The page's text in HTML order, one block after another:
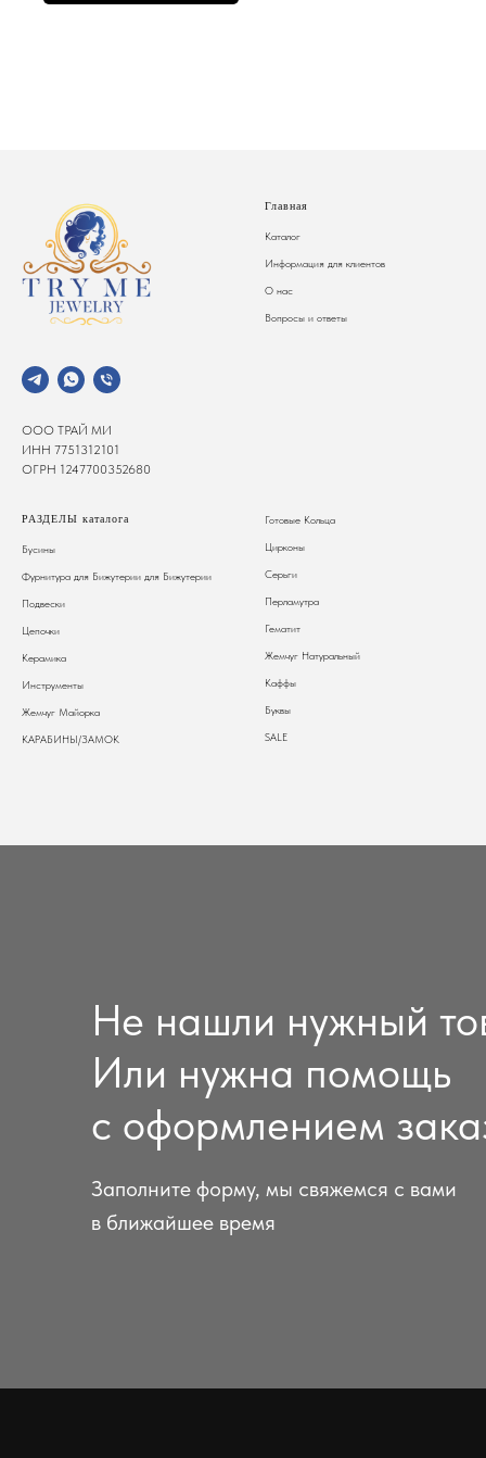
ООО ТРАЙ МИ
ИНН 7751312101
ОГРН 1247700352680
Главная
Каталог
Информация для клиентов
О нас
Вопросы и ответы
РАЗДЕЛЫ каталога
Бусины
Фурнитура для Бижутерии для Бижутерии
Подвески
Цепочки
Керамика
Инструменты
Жемчуг Майорка
КАРАБИНЫ/ЗАМОК
Готовые Кольца
Цирконы
Серьги
Перламутра
Гематит
Жемчуг Натуральный
Каффы
Буквы
SALE
Не нашли нужный
Или нужна помощь
с оформлением
Заполните форму, мы свяжемся с вами
в ближайшее время